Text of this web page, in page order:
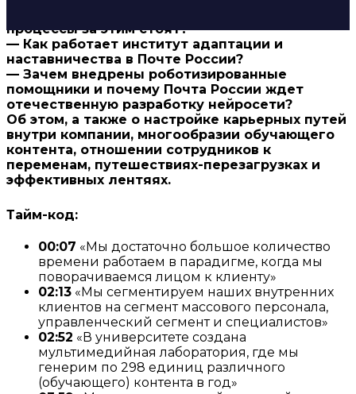
процессы за этим стоят?
— Как работает институт адаптации и
наставничества в Почте России?
— Зачем внедрены роботизированные
помощники и почему Почта России ждет
отечественную разработку нейросети?
Об этом, а также о настройке карьерных путей
внутри компании, многообразии обучающего
контента, отношении сотрудников к
переменам, путешествиях-перезагрузках и
эффективных лентяях.
Тайм-код:
00:07 «Мы достаточно большое количество
времени работаем в парадигме, когда мы
поворачиваемся лицом к клиенту»
02:13 «Мы сегментируем наших внутренних
клиентов на сегмент массового персонала,
управленческий сегмент и специалистов»
02:52 «В университете создана
мультимедийная лаборатория, где мы
генерим по 298 единиц различного
(обучающего) контента в год»